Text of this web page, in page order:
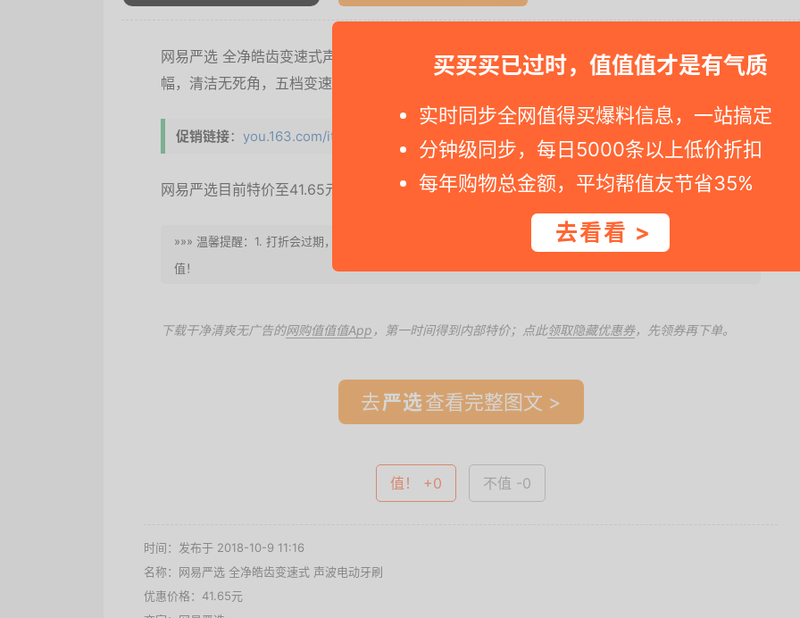
买买买已过时，值值值才是有气质
实时同步全网值得买爆料信息，一站搞定
分钟级同步，每日5000条以上低价折扣
每年购物总金额，平均帮值友节省35%
去看看 >
网易严选 全净皓齿变速式声波电动牙刷，31000+次/分钟高频震动，增强清洁力，9mm清洁摆
幅，清洁无死角，五档变速，体贴呵护您牙齿。
促销链接： you.163.com/item/detail?id=1154003?from=web_out_bd_juc....
网易严选目前特价至41.65元包邮，近期好价，喜欢的朋友可以入手～
»»» 温馨提醒：1. 打折会过期，请速度下单。2. 值值值倡导理性购物，别只会买买买，买己所需，还要买得值值
值！
下载干净清爽无广告的网购值值值App ，第一时间得到内部特价；点此领取隐藏优惠券，先领券再下单。
去 查看完整图文 >
值！ +0 不值 -0
时间：发布于 2018-10-9 11:16
名称： 网易严选 全净皓齿变速式 声波电动牙刷
优惠价格： 41.65元